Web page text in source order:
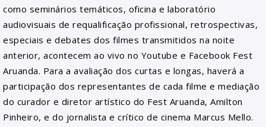
como seminários temáticos, oficina e laboratório
audiovisuais de requalificação profissional, retrospectivas,
especiais e debates dos filmes transmitidos na noite
anterior, acontecem ao vivo no Youtube e Facebook Fest
Aruanda. Para a avaliação dos curtas e longas, haverá a
participação dos representantes de cada filme e mediação
do curador e diretor artístico do Fest Aruanda, Amilton
Pinheiro, e do jornalista e crítico de cinema Marcus Mello.